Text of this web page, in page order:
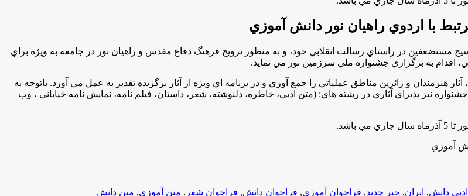
با اردوي راهيان نور دانش آموزي
در راستاي رسالت انقلابي خود، و به منظور ترويج فرهنگ دفاع مقدس و راهيان نور در جامعه به ويژه براي
اقدام به برگزاري جشنواره ملي سرزمين نور مي نمايد.
و زائرين مناطق عملياتي را جمع آوري و در برنامه اي ويژه از آثار برگزيده تقدير به عمل مي آورد. باتوجه به
نيز پذيراي آثاري در رشته هاي: (متن ادبي، خاطره، دلنوشته، شعر، داستان، فيلم نامه، نمايش نامه خياباني ، وب
آموزي
ادبي دانش, ایران, خبر جدید, فراخوان آموزي, فراخوان دانش, فراخوان شعر , متن آموزي, متن دانش